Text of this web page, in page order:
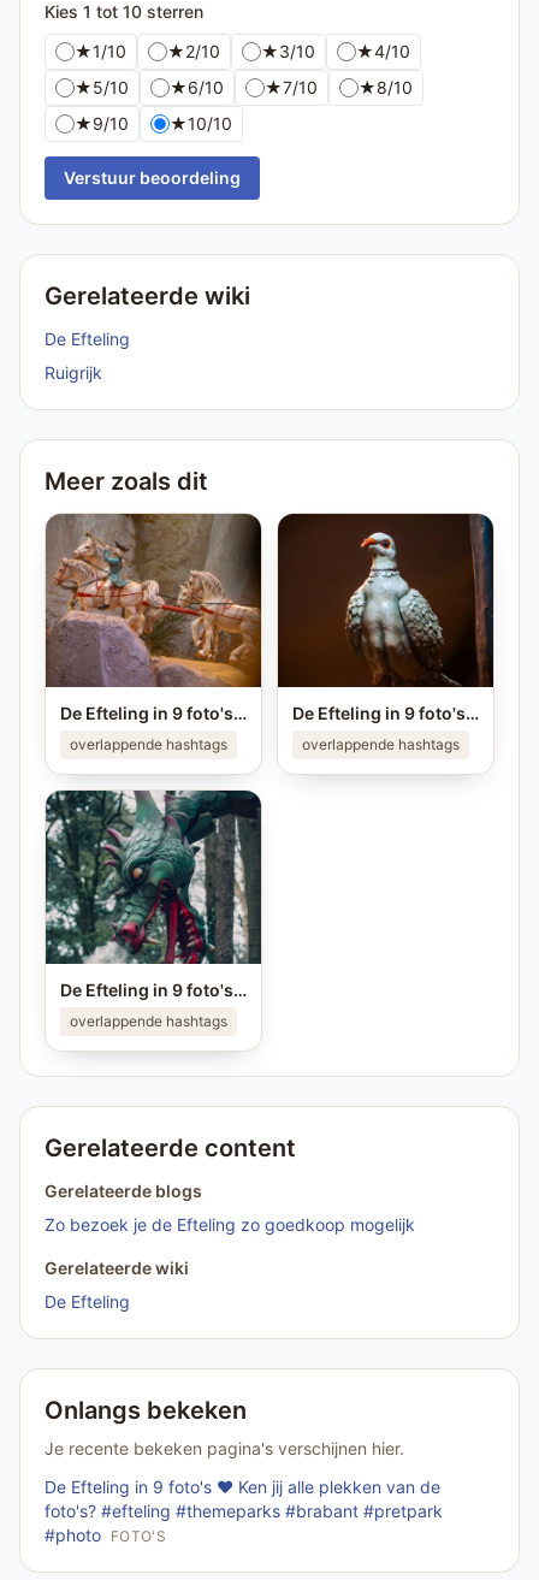
Kies 1 tot 10 sterren
★1/10 ★2/10 ★3/10 ★4/10
★5/10 ★6/10 ★7/10 ★8/10
★9/10 ★10/10
Verstuur beoordeling
Gerelateerde wiki
De Efteling
Ruigrijk
Meer zoals dit
De Efteling in 9 foto's ❤️ Ken jij alle plekken van de foto's? #efteling #themeparks #brabant #pretpark #photo
overlappende hashtags
De Efteling in 9 foto's ❤️ Ken jij alle plekken van de foto's? #efteling #themeparks #brabant #pretpark #photo
overlappende hashtags
De Efteling in 9 foto's ❤️ Ken jij alle plekken van de foto's? #efteling #themeparks #brabant #pretpark #photo
overlappende hashtags
Gerelateerde content
Gerelateerde blogs
Zo bezoek je de Efteling zo goedkoop mogelijk
Gerelateerde wiki
De Efteling
Onlangs bekeken
Je recente bekeken pagina's verschijnen hier.
De Efteling in 9 foto's ❤️ Ken jij alle plekken van de
foto's? #efteling #themeparks #brabant #pretpark
#photo FOTO'S